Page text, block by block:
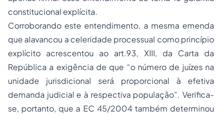
constitucional explícita.
Corroborando este entendimento, a mesma emenda
que alavancou a celeridade processual como princípio
explícito acrescentou ao art.93, XIII, da Carta da
República a exigência de que “o número de juízes na
unidade jurisdicional será proporcional à efetiva
demanda judicial e à respectiva população”. Verifica-
se, portanto, que a EC 45/2004 também determinou